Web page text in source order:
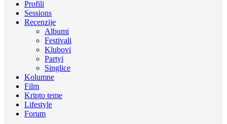
Profili
Sessions
Recenzije
Albumi
Festivali
Klubovi
Partyi
Singlice
Kolumne
Film
Kripto teme
Lifestyle
Forum